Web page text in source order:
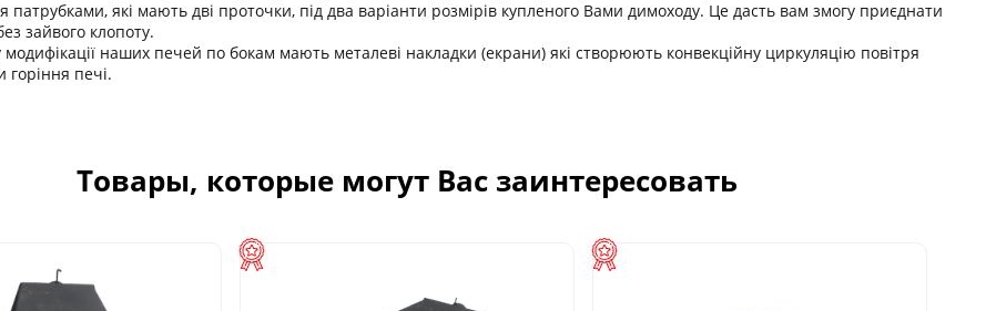
патрубками, які мають дві проточки, під два варіанти розмірів купленого Вами димоходу. Це дасть вам змогу приєднати
зайвого клопоту.
модифікації наших печей по бокам мають металеві накладки (екрани) які створюють конвекційну циркуляцію повітря
горіння печі.
Товары, которые могут Вас заинтересовать